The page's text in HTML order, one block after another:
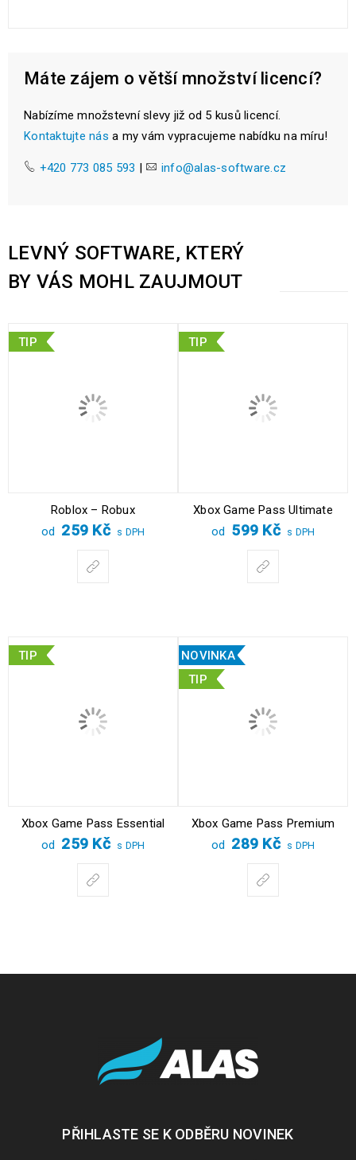
Máte zájem o větší množství licencí?
Nabízíme množstevní slevy již od 5 kusů licencí.
Kontaktujte nás a my vám vypracujeme nabídku na míru!
+420 773 085 593 | info@alas-software.cz
LEVNÝ SOFTWARE, KTERÝ
BY VÁS MOHL ZAUJMOUT
TIP
Roblox – Robux
od 259 Kč s DPH
TIP
Xbox Game Pass Ultimate
od 599 Kč s DPH
TIP
Xbox Game Pass Essential
od 259 Kč s DPH
NOVINKA
TIP
Xbox Game Pass Premium
od 289 Kč s DPH
PŘIHLASTE SE K ODBĚRU NOVINEK